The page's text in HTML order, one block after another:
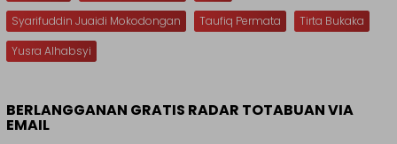
Syarifuddin Juaidi Mokodongan
Taufiq Permata
Tirta Bukaka
Yusra Alhabsyi
BERLANGGANAN GRATIS RADAR TOTABUAN VIA
EMAIL